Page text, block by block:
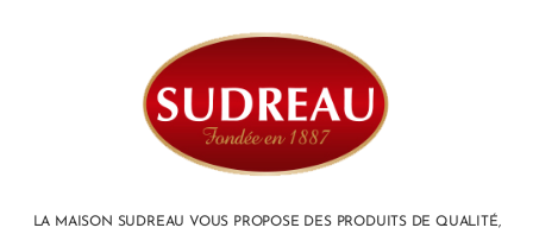
LA MAISON SUDREAU VOUS PROPOSE DES PRODUITS DE QUALITÉ,